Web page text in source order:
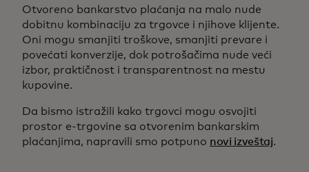
Otvoreno bankarstvo plaćanja na malo nude
dobitnu kombinaciju za trgovce i njihove klijente.
Oni mogu smanjiti troškove, smanjiti prevare i
povećati konverzije, dok potrošačima nude veći
izbor, praktičnost i transparentnost na mestu
kupovine.
Da bismo istražili kako trgovci mogu osvojiti
prostor e-trgovine sa otvorenim bankarskim
plaćanjima, napravili smo potpuno novi izveštaj.